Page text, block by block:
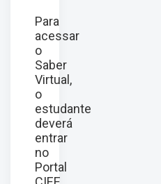
Para
acessar
o
Saber
Virtual,
o
estudante
deverá
entrar
no
Portal